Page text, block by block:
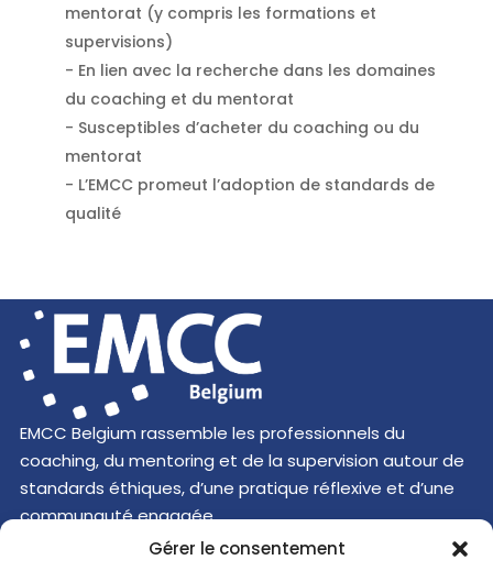
Gérer le consentement
mentorat (y compris les formations et
supervisions)
- En lien avec la recherche dans les domaines
du coaching et du mentorat
- Susceptibles d’acheter du coaching ou du
mentorat
- L’EMCC promeut l’adoption de standards de
qualité
EMCC Belgium rassemble les professionnels du
coaching, du mentoring et de la supervision autour de
standards éthiques, d’une pratique réflexive et d’une
communauté engagée.